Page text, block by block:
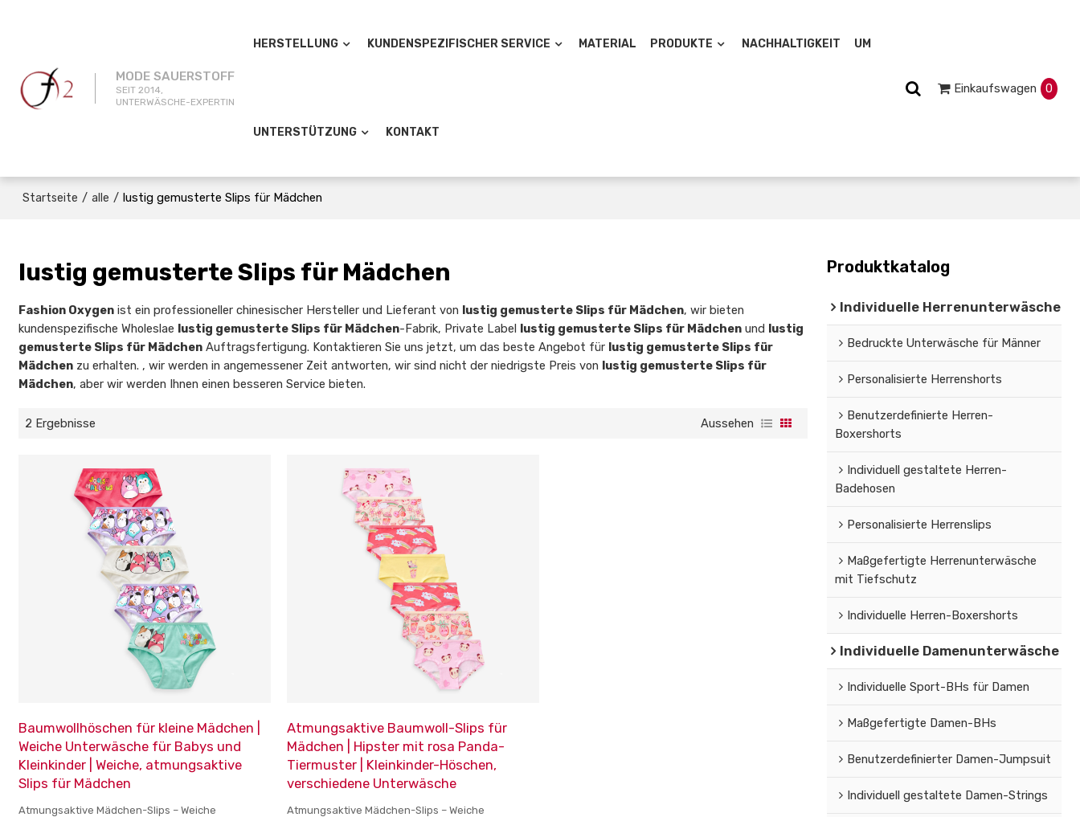
MODE SAUERSTOFF
SEIT 2014,
UNTERWÄSCHE-EXPERTIN
HERSTELLUNG KUNDENSPEZIFISCHER SERVICE MATERIAL PRODUKTE NACHHALTIGKEIT UM
UNTERSTÜTZUNG KONTAKT
Einkaufswagen 0
Startseite / alle / lustig gemusterte Slips für Mädchen
lustig gemusterte Slips für Mädchen
Fashion Oxygen ist ein professioneller chinesischer Hersteller und Lieferant von lustig gemusterte Slips für Mädchen, wir bieten
kundenspezifische Wholeslae lustig gemusterte Slips für Mädchen-Fabrik, Private Label lustig gemusterte Slips für Mädchen und lustig
gemusterte Slips für Mädchen Auftragsfertigung. Kontaktieren Sie uns jetzt, um das beste Angebot für lustig gemusterte Slips für
Mädchen zu erhalten. , wir werden in angemessener Zeit antworten, wir sind nicht der niedrigste Preis von lustig gemusterte Slips für
Mädchen, aber wir werden Ihnen einen besseren Service bieten.
2 Ergebnisse Aussehen
Baumwollhöschen für kleine Mädchen |
Weiche Unterwäsche für Babys und
Kleinkinder | Weiche, atmungsaktive
Slips für Mädchen
Atmungsaktive Mädchen-Slips – Weiche
Atmungsaktive Baumwoll-Slips für
Mädchen | Hipster mit rosa Panda-
Tiermuster | Kleinkinder-Höschen,
verschiedene Unterwäsche
Atmungsaktive Mädchen-Slips – Weiche
Produktkatalog
Individuelle Herrenunterwäsche
Bedruckte Unterwäsche für Männer
Personalisierte Herrenshorts
Benutzerdefinierte Herren-
Boxershorts
Individuell gestaltete Herren-
Badehosen
Personalisierte Herrenslips
Maßgefertigte Herrenunterwäsche
mit Tiefschutz
Individuelle Herren-Boxershorts
Individuelle Damenunterwäsche
Individuelle Sport-BHs für Damen
Maßgefertigte Damen-BHs
Benutzerdefinierter Damen-Jumpsuit
Individuell gestaltete Damen-Strings